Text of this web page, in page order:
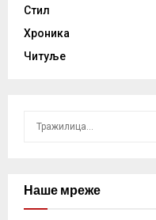
Стил
Хроника
Читуље
cНаше мреже